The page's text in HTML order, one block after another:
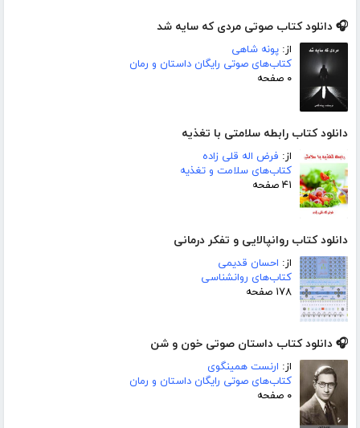
🎧 دانلود کتاب صوتی مردی که سایه شد
از: پونه شاهی
کتاب‌های صوتی رایگان داستان و رمان
۰ صفحه
دانلود کتاب رابطه سلامتی با تغذیه
از: فرض اله قلی زاده
کتاب‌های سلامت و تغذیه
۴۱ صفحه
دانلود کتاب روانپالایی و تفکر درمانی
از: احسان قدیمی
کتاب‌های روانشناسی
۱۷۸ صفحه
🎧 دانلود کتاب داستان صوتی خون و شن
از: ارنست همینگوی
کتاب‌های صوتی رایگان داستان و رمان
۰ صفحه